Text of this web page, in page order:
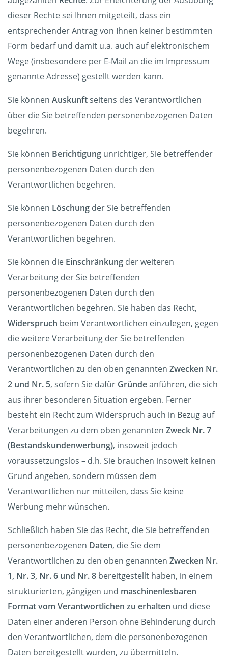
dieser Rechte sei Ihnen mitgeteilt, dass ein
entsprechender Antrag von Ihnen keiner bestimmten
Form bedarf und damit u.a. auch auf elektronischem
Wege (insbesondere per E-Mail an die im Impressum
genannte Adresse) gestellt werden kann.
Sie können Auskunftseitens des Verantwortlichen
über die Sie betreffenden personenbezogenen Daten
begehren.
Sie können Berichtigung unrichtiger, Sie betreffender
personenbezogenen Daten durch den
Verantwortlichen begehren.
Sie können Löschung der Sie betreffenden
personenbezogenen Daten durch den
Verantwortlichen begehren.
Sie können die Einschränkung der weiteren
Verarbeitung der Sie betreffenden
personenbezogenen Daten durch den
Verantwortlichen begehren. Sie haben das Recht,
Widerspruch beim Verantwortlichen einzulegen, gegen
die weitere Verarbeitung der Sie betreffenden
personenbezogenen Daten durch den
Verantwortlichen zu den oben genannten Zwecken Nr.
2 und Nr. 5, sofern Sie dafür Gründeanführen, die sich
aus ihrer besonderen Situation ergeben. Ferner
besteht ein Recht zum Widerspruch auch in Bezug auf
Verarbeitungen zu dem oben genannten Zweck Nr. 7
(Bestandskundenwerbung), insoweit jedoch
voraussetzungslos – d.h. Sie brauchen insoweit keinen
Grund angeben, sondern müssen dem
Verantwortlichen nur mitteilen, dass Sie keine
Werbung mehr wünschen.
Schließlich haben Sie das Recht, die Sie betreffenden
personenbezogenen Daten, die Sie dem
Verantwortlichen zu den oben genannten Zwecken Nr.
1, Nr. 3, Nr. 6 und Nr. 8 bereitgestellt haben, in einem
strukturierten, gängigen und maschinenlesbaren
Format vom Verantwortlichen zu erhalten und diese
Daten einer anderen Person ohne Behinderung durch
den Verantwortlichen, dem die personenbezogenen
Daten bereitgestellt wurden, zu übermitteln.